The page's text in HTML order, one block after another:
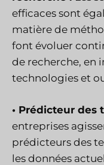
efficaces sont
matière de
font évoluer
de recherche, en
technologies et
• Prédicteur des
entreprises
prédicteurs des
les données